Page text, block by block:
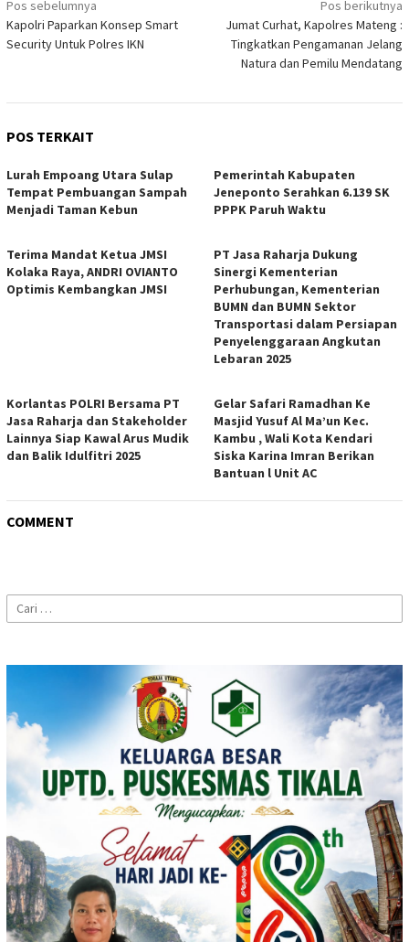
Navigasi
pos
Pos sebelumnya
Kapolri Paparkan Konsep Smart
Security Untuk Polres IKN
Pos berikutnya
Jumat Curhat, Kapolres Mateng :
Tingkatkan Pengamanan Jelang
Natura dan Pemilu Mendatang
POS TERKAIT
Lurah Empoang Utara Sulap
Tempat Pembuangan Sampah
Menjadi Taman Kebun
Pemerintah Kabupaten
Jeneponto Serahkan 6.139 SK
PPPK Paruh Waktu
Terima Mandat Ketua JMSI
Kolaka Raya, ANDRI OVIANTO
Optimis Kembangkan JMSI
PT Jasa Raharja Dukung
Sinergi Kementerian
Perhubungan, Kementerian
BUMN dan BUMN Sektor
Transportasi dalam Persiapan
Penyelenggaraan Angkutan
Lebaran 2025
Korlantas POLRI Bersama PT
Jasa Raharja dan Stakeholder
Lainnya Siap Kawal Arus Mudik
dan Balik Idulfitri 2025
Gelar Safari Ramadhan Ke
Masjid Yusuf Al Ma’un Kec.
Kambu , Wali Kota Kendari
Siska Karina Imran Berikan
Bantuan l Unit AC
COMMENT
Cari
untuk: